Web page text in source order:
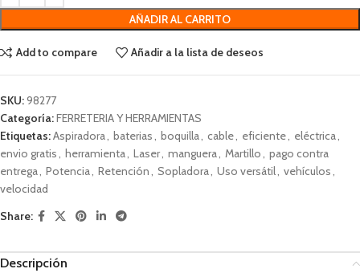
AÑADIR AL CARRITO
Add to compare Añadir a la lista de deseos
SKU:98277
Categoría:FERRETERIA Y HERRAMIENTAS
Etiquetas:Aspiradora, baterias, boquilla, cable, eficiente, eléctrica,
envio gratis, herramienta, Laser, manguera, Martillo, pago contra
entrega, Potencia, Retención, Sopladora, Uso versátil, vehículos,
velocidad
Share:
Descripción